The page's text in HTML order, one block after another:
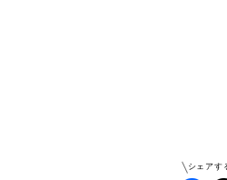
シェアす